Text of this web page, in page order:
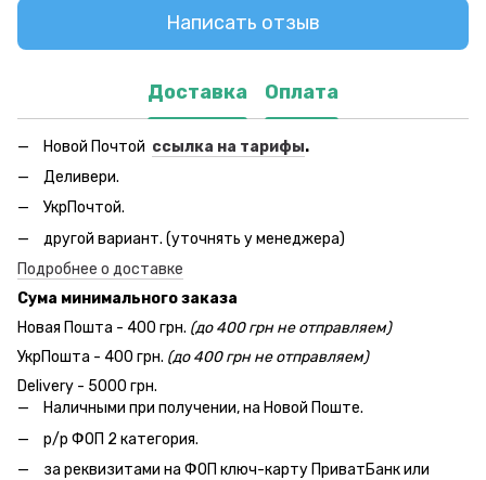
Написать отзыв
Доставка Оплата
Новой Почтой ссылка на тарифы.
Деливери.
УкрПочтой.
другой вариант. (уточнять у менеджера)
Подробнее о доставке
Сума минимального заказа
Новая Пошта - 400 грн. (до 400 грн не отправляем)
УкрПошта - 400 грн. (до 400 грн не отправляем)
Delivery - 5000 грн.
Наличными при получении, на Новой Поште.
р/р ФОП 2 категория.
за реквизитами на ФОП ключ-карту ПриватБанк или